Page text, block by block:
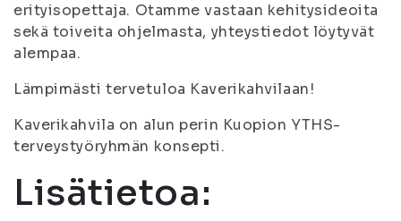
erityisopettaja. Otamme vastaan kehitysideoita
sekä toiveita ohjelmasta, yhteystiedot löytyvät
alempaa.
Lämpimästi tervetuloa Kaverikahvilaan!
Kaverikahvila on alun perin Kuopion YTHS-
terveystyöryhmän konsepti.
Lisätietoa: